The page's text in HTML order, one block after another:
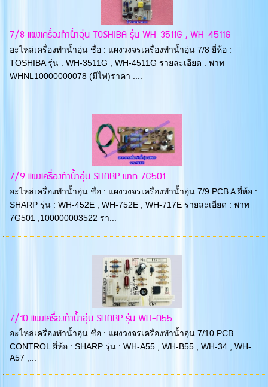
7/8 แผงเครื่องทำน้ำอุ่น TOSHIBA รุ่น WH-3511G , WH-4511G
อะไหล่เครื่องทำน้ำอุ่น ชื่อ : แผงวงจรเครื่องทำน้ำอุ่น 7/8 ยี่ห้อ :
TOSHIBA รุ่น : WH-3511G , WH-4511G รายละเอียด : พาท
WHNL10000000078 (มีไฟ)ราคา :...
7/9 แผงเครื่องทำน้ำอุ่น SHARP พาท 7G501
อะไหล่เครื่องทำน้ำอุ่น ชื่อ : แผงวงจรเครื่องทำน้ำอุ่น 7/9 PCB A ยี่ห้อ :
SHARP รุ่น : WH-452E , WH-752E , WH-717E รายละเอียด : พาท
7G501 ,100000003522 รา...
7/10 แผงเครื่องทำน้ำอุ่น SHARP รุ่น WH-A55
อะไหล่เครื่องทำน้ำอุ่น ชื่อ : แผงวงจรเครื่องทำน้ำอุ่น 7/10 PCB
CONTROL ยี่ห้อ : SHARP รุ่น : WH-A55 , WH-B55 , WH-34 , WH-
A57 ,...